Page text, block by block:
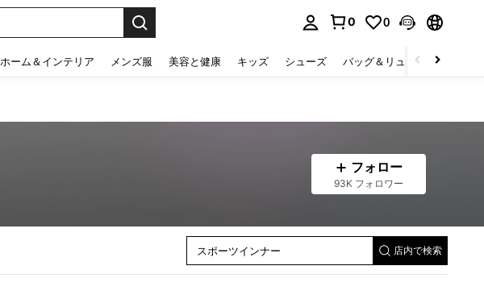
0 0
ホーム＆インテリア メンズ服 美容と健康 キッズ シューズ バッグ＆リュック
フォロー
93K フォロワー
スポーツスカート＆スコート
レディース スポーツセットアップ
スポーツショーツ
スポーツインナー
スポーツ スウェット
スポーツレギンス
レディース スポーツジャンプスーツ
店内で検索